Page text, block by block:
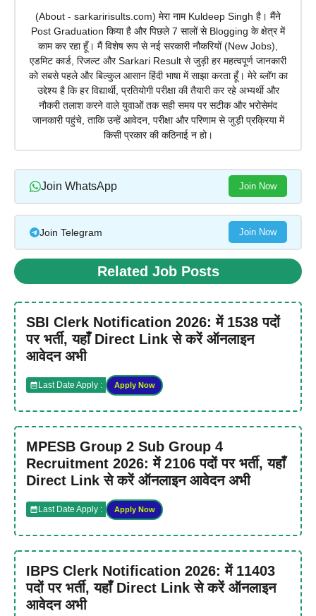
(About - sarkaririsults.com) मेरा नाम Kuldeep Singh है। मैंने
Post Graduation किया है और पिछले 7 सालों से Blogging के क्षेत्र में
काम कर रहा हूँ। मैं विशेष रूप से नई सरकारी नौकरियों (New Jobs),
एडमिट कार्ड, रिजल्ट और Sarkari Result से जुड़ी हर महत्वपूर्ण जानकारी
को सबसे पहले और बिल्कुल आसान हिंदी भाषा में साझा करता हूँ। मेरे ब्लॉग का
उद्देश्य है कि हर विद्यार्थी, प्रतियोगी परीक्षा की तैयारी कर रहे अभ्यर्थी और
नौकरी तलाश करने वाले युवाओं तक सही समय पर सटीक और भरोसेमंद
जानकारी पहुंचे, ताकि उन्हें आवेदन, परीक्षा और परिणाम से जुड़ी प्रक्रिया में
किसी प्रकार की कठिनाई न हो।
Join WhatsApp Join Now
Join Telegram Join Now
Related Job Posts
SBI Clerk Notification 2026: में 1538 पदों
पर भर्ती, यहाँ Direct Link से करें ऑनलाइन
आवेदन अभी
Last Date Apply : Apply Now
MPESB Group 2 Sub Group 4
Recruitment 2026: में 2106 पदों पर भर्ती, यहाँ
Direct Link से करें ऑनलाइन आवेदन अभी
Last Date Apply : Apply Now
IBPS Clerk Notification 2026: में 11403
पदों पर भर्ती, यहाँ Direct Link से करें ऑनलाइन
आवेदन अभी